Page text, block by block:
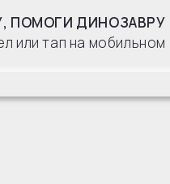
ПОМОГИ ДИНОЗАВРУ
или тап на мобильном